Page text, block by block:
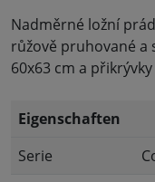
Nadměrné ložní
růžově pruhované a
60x63 cm a
Eigenschaften
Serie